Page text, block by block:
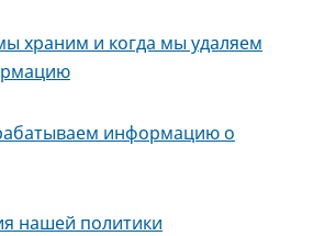
храним и когда мы удаляем
информацию о
нашей политики